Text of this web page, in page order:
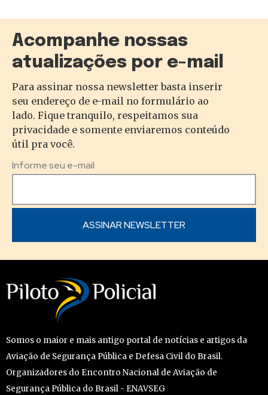
Acompanhe nossas
atualizações por e-mail
Para assinar nossa newsletter basta inserir
seu endereço de e-mail no formulário ao
lado. Fique tranquilo, respeitamos sua
privacidade e somente enviaremos conteúdo
útil pra você.
Informe seu e-mail
Somos o maior e mais antigo portal de notícias e artigos da
Aviação de Segurança Pública e Defesa Civil do Brasil.
Organizadores do Encontro Nacional de Aviação de
Segurança Pública do Brasil - ENAVSEG